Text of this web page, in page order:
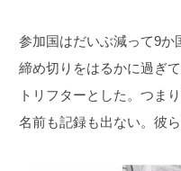
参加国はだいぶ減って9
締め切りをはるかに過ぎ
トリフターとした。つま
名前も記録も出ない。彼